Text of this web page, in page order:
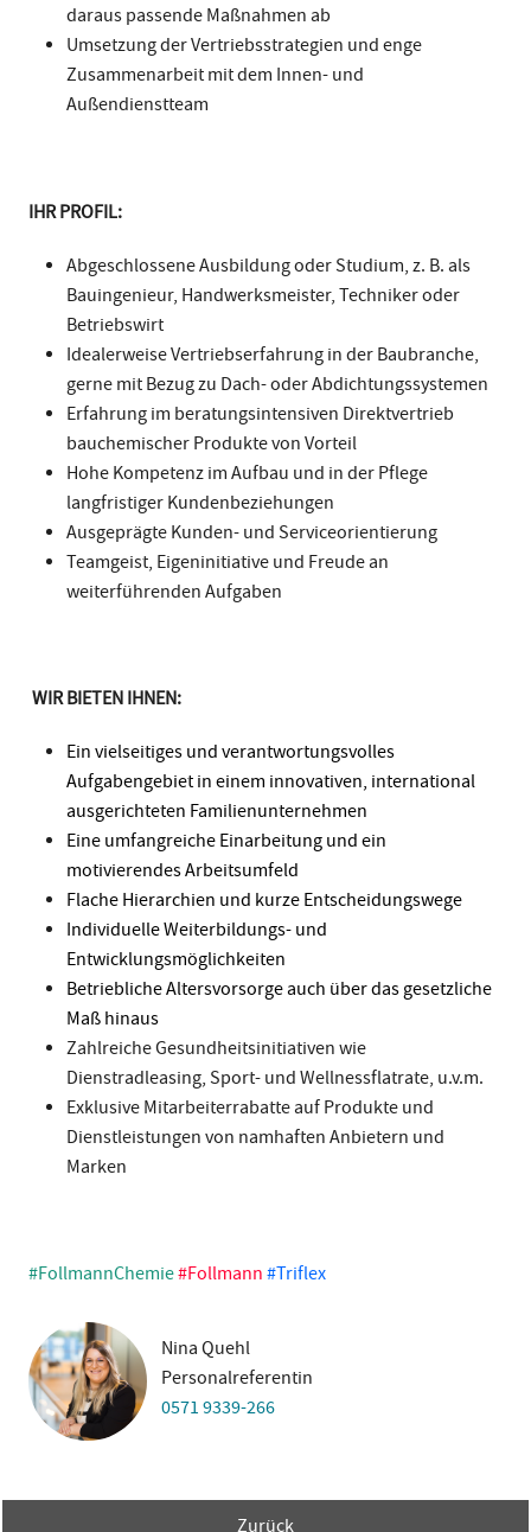
daraus passende Maßnahmen ab
Umsetzung der Vertriebsstrategien und enge
Zusammenarbeit mit dem Innen- und
Außendienstteam
IHR PROFIL:
Abgeschlossene Ausbildung oder Studium, z. B. als
Bauingenieur, Handwerksmeister, Techniker oder
Betriebswirt
Idealerweise Vertriebserfahrung in der Baubranche,
gerne mit Bezug zu Dach- oder Abdichtungssystemen
Erfahrung im beratungsintensiven Direktvertrieb
bauchemischer Produkte von Vorteil
Hohe Kompetenz im Aufbau und in der Pflege
langfristiger Kundenbeziehungen
Ausgeprägte Kunden- und Serviceorientierung
Teamgeist, Eigeninitiative und Freude an
weiterführenden Aufgaben
WIR BIETEN IHNEN:
Ein vielseitiges und verantwortungsvolles
Aufgabengebiet in einem innovativen, international
ausgerichteten Familienunternehmen
Eine umfangreiche Einarbeitung und ein
motivierendes Arbeitsumfeld
Flache Hierarchien und kurze Entscheidungswege
Individuelle Weiterbildungs- und
Entwicklungsmöglichkeiten
Betriebliche Altersvorsorge auch über das gesetzliche
Maß hinaus
Zahlreiche Gesundheitsinitiativen wie
Dienstradleasing, Sport- und Wellnessflatrate, u.v.m.
Exklusive Mitarbeiterrabatte auf Produkte und
Dienstleistungen von namhaften Anbietern und
Marken
#FollmannChemie#Follmann #Triflex
Nina Quehl
Personalreferentin
0571 9339-266
Zurück